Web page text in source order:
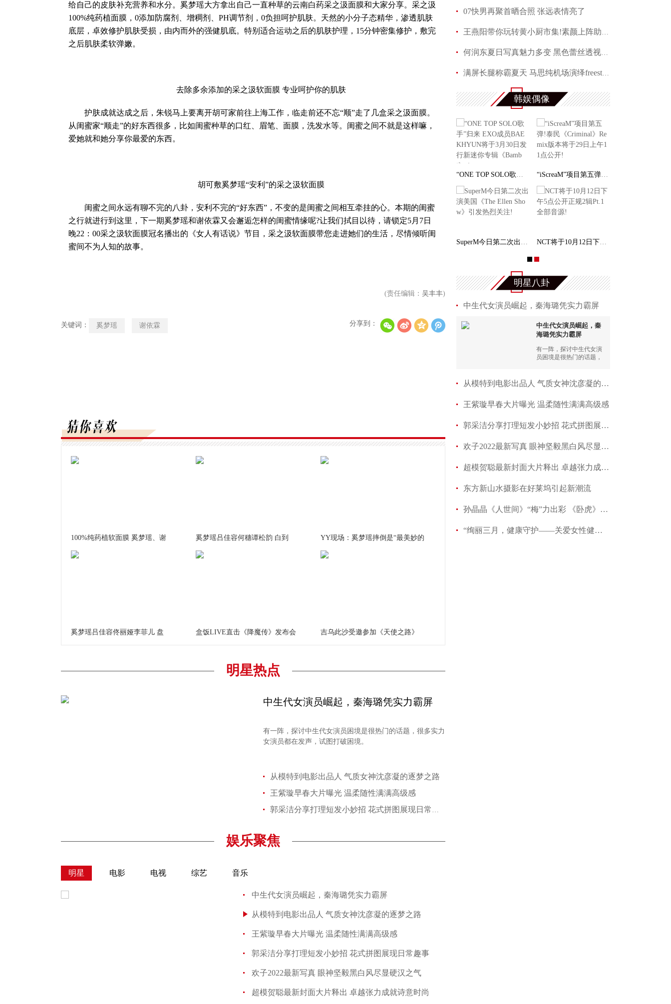
给自己的皮肤补充营养和水分。奚梦瑶大方拿出自己一直种草的云南白药采之汲面膜和大家分享。采之汲
100%纯药植面膜，0添加防腐剂、增稠剂、PH调节剂，0负担呵护肌肤。天然的小分子态精华，渗透肌肤
底层，卓效修护肌肤受损，由内而外的强健肌底。特别适合运动之后的肌肤护理，15分钟密集修护，敷完
之后肌肤柔软弹嫩。
去除多余添加的采之汲软面膜 专业呵护你的肌肤
护肤成就达成之后，朱锐马上要离开胡可家前往上海工作，临走前还不忘“顺”走了几盒采之汲面膜。
从闺蜜家“顺走”的好东西很多，比如闺蜜种草的口红、眉笔、面膜，洗发水等。闺蜜之间不就是这样嘛，
爱她就和她分享你最爱的东西。
胡可敷奚梦瑶“安利”的采之汲软面膜
闺蜜之间永远有聊不完的八卦，安利不完的“好东西”，不变的是闺蜜之间相互牵挂的心。本期的闺蜜
之行就进行到这里，下一期奚梦瑶和谢依霖又会邂逅怎样的闺蜜情缘呢?让我们拭目以待，请锁定5月7日
晚22：00采之汲软面膜冠名播出的《女人有话说》节目，采之汲软面膜带您走进她们的生活，尽情倾听闺
蜜间不为人知的故事。
(责任编辑： 吴丰丰)
关键词： 奚梦瑶 谢依霖 分享到：
100%纯药植软面膜 奚梦瑶、谢 奚梦瑶吕佳容何穗谭松韵 白到 YY现场：奚梦瑶摔倒是“最美妙的
奚梦瑶吕佳容佟丽娅李菲儿 盘 盒饭LIVE直击《降魔传》发布会 吉乌此沙受邀参加《天使之路》
明星热点
中生代女演员崛起，秦海璐凭实力霸屏
有一阵，探讨中生代女演员困境是很热门的话题，很多实力
女演员都在发声，试图打破困境。
从模特到电影出品人 气质女神沈彦凝的逐梦之路
王紫璇早春大片曝光 温柔随性满满高级感
郭采洁分享打理短发小妙招 花式拼图展现日常趣事
娱乐聚焦
明星 电影 电视 综艺 音乐
中生代女演员崛起，秦海璐凭实力霸屏
从模特到电影出品人 气质女神沈彦凝的逐梦之路
王紫璇早春大片曝光 温柔随性满满高级感
郭采洁分享打理短发小妙招 花式拼图展现日常趣事
欢子2022最新写真 眼神坚毅黑白风尽显硬汉之气
超模贺聪最新封面大片释出 卓越张力成就诗意时尚
07快男再聚首晒合照 张远表情亮了
王燕阳带你玩转黄小厨市集!素颜上阵助力嫣然天使
何润东夏日写真魅力多变 黑色蕾丝透视西装性感吸
满屏长腿称霸夏天 马思纯机场演绎freestyle
赵芮曝全新写真 笑靥如花展现十足冻龄魅力
韩娱偶像
“ONE TOP SOLO歌手”归来 EXO成员BAEKHYUN将于 “iScreaM”项目第五弹!泰民《Criminal》Remix
SuperM今日第二次出演美国《The Ellen Show》引 NCT将于10月12日下午5点公开正规2辑Pt.1全部音
明星八卦
中生代女演员崛起，秦海璐凭实力霸屏
中生代女演员崛起，秦
海璐凭实力霸屏
有一阵，探讨中生代女演
员困境是很热门的话题，
从模特到电影出品人 气质女神沈彦凝的逐梦之路
王紫璇早春大片曝光 温柔随性满满高级感
郭采洁分享打理短发小妙招 花式拼图展现日常趣
欢子2022最新写真 眼神坚毅黑白风尽显硬汉之气
超模贺聪最新封面大片释出 卓越张力成就诗意时
东方新山水摄影在好莱坞引起新潮流
孙晶晶《人世间》“梅”力出彩 《卧虎》梅子姐
“绚丽三月，健康守护——关爱女性健康线上公益讲